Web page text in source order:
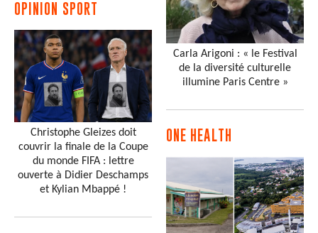
OPINION SPORT
Christophe Gleizes doit
couvrir la finale de la Coupe
du monde FIFA : lettre
ouverte à Didier Deschamps
et Kylian Mbappé !
Carla Arigoni : « le Festival
de la diversité culturelle
illumine Paris Centre »
ONE HEALTH